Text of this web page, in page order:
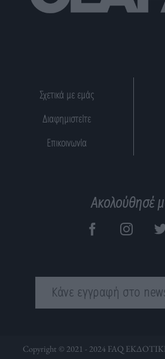
Σχετικά με εμάς
Διαφημιστείτε
Επικοινωνία
Ακολούθησέ
Κάνε εγγραφή στο
Copyright © 2021 - 2024 FAQ